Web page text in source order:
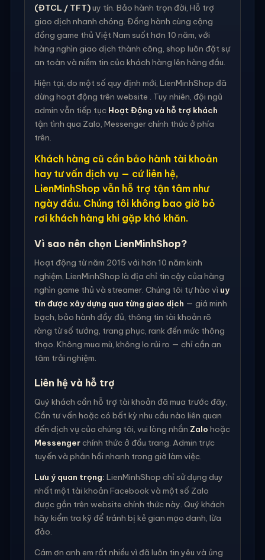
(ĐTCL / TFT)uy tín. Bảo hành trọn đời, Hỗ trợ
giao dịch nhanh chóng. Đồng hành cùng cộng
đồng game thủ Việt Nam suốt hơn 10 năm, với
hàng nghìn giao dịch thành công, shop luôn đặt sự
an toàn và niềm tin của khách hàng lên hàng đầu.
Hiện tại, do một số quy định mới, LienMinhShop đã
dừng hoạt động trên website . Tuy nhiên, đội ngũ
admin vẫn tiếp tục Hoạt Động và hỗ trợ khách
tận tình qua Zalo, Messenger chính thức ở phía
trên.
Khách hàng cũ cần bảo hành tài khoản
hay tư vấn dịch vụ — cứ liên hệ,
LienMinhShop vẫn hỗ trợ tận tâm như
ngày đầu. Chúng tôi không bao giờ bỏ
rơi khách hàng khi gặp khó khăn.
Vì sao nên chọn LienMinhShop?
Hoạt động từ năm 2015 với hơn 10 năm kinh
nghiệm, LienMinhShop là địa chỉ tin cậy của hàng
nghìn game thủ và streamer. Chúng tôi tự hào vì uy
tín được xây dựng qua từng giao dịch — giá minh
bạch, bảo hành đầy đủ, thông tin tài khoản rõ
ràng từ số tướng, trang phục, rank đến mức thông
thạo. Không mua mù, không lo rủi ro — chỉ cần an
tâm trải nghiệm.
Liên hệ và hỗ trợ
Quý khách cần hỗ trợ tài khoản đã mua trước đây,
Cần tư vấn hoặc có bất kỳ nhu cầu nào liên quan
đến dịch vụ của chúng tôi, vui lòng nhắn Zalo hoặc
Messengerchính thức ở đầu trang. Admin trực
tuyến và phản hồi nhanh trong giờ làm việc.
Lưu ý quan trọng: LienMinhShop chỉ sử dụng duy
nhất một tài khoản Facebook và một số Zalo
được gắn trên website chính thức này. Quý khách
hãy kiểm tra kỹ để tránh bị kẻ gian mạo danh, lừa
đảo.
Cám ơn anh em rất nhiều vì đã luôn tin yêu và ủng